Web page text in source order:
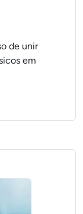
de unir
em